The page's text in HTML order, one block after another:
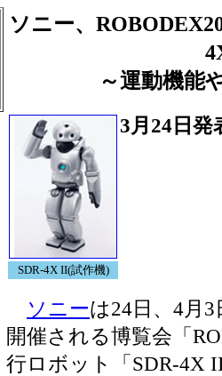
ソニー、
～運動機能
SDR-4X II(試作機)
3月24日発
ソニーは24日、4月
開催される博覧会「
行ロボット「SDR-4X